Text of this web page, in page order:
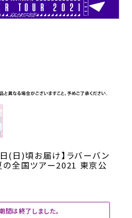
(日)頃お届け】ラバーバン
全国ツアー2021 東京公
間は終了しました。